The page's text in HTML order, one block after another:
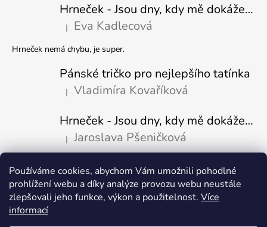
Používáme cookies, abychom Vám umožnili pohodlné
prohlížení webu a díky analýze provozu webu neustále
zlepšovali jeho funkce, výkon a použitelnost. Více
informací
Hrneček - Jsou dny, kdy mě dokáže nasrat i vzduch - Sova
Hodnocení produktu je 5 z 5 hvězdiček.
| Eva Kadlecová
Hrneček nemá chybu, je super.
Pánské tričko pro nejlepšího tatínka
Hodnocení produktu je 5 z 5 hvězdiček.
| Vladimíra Kovaříková
Hrneček - Jsou dny, kdy mě dokáže nasrat i vzduch-naštvaný pejsek
Hodnocení produktu je 5 z 5 hvězdiček.
| Jaroslava Pšeničková
Přijímáme online platby